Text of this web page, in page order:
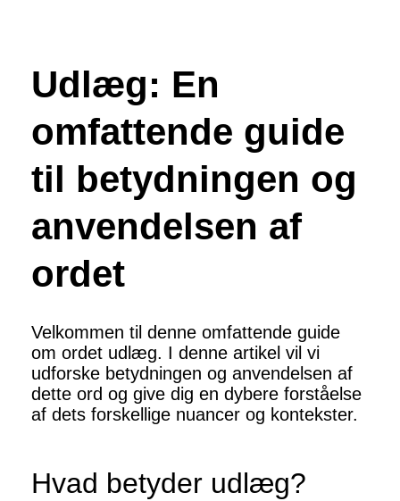
Udlæg: En
omfattende guide
til betydningen og
anvendelsen af
ordet
Velkommen til denne omfattende guide
om ordet udlæg. I denne artikel vil vi
udforske betydningen og anvendelsen af
dette ord og give dig en dybere forståelse
af dets forskellige nuancer og kontekster.
Hvad betyder udlæg?